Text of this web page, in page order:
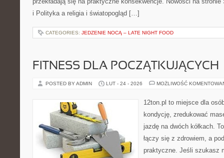
i Polityka a religia i światopogląd […]
CATEGORIES: JEDZENIE NOCĄ – LATE NIGHT FOOD
FITNESS DLA POCZĄTKUJĄCYCH
POSTED BY ADMIN LUT - 24 - 2026 MOŻLIWOŚĆ
12ton.pl to miejsce dla
kondycję, zredukować
jazdę na dwóch kółkach.
łączy się z zdrowiem, a
praktyczne. Jeśli szukasz